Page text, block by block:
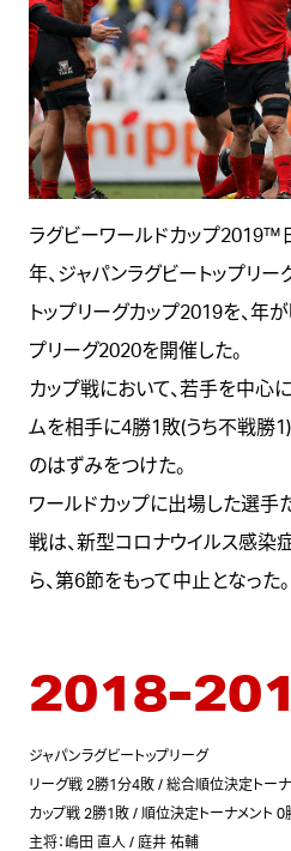
ラグビーワールドカップ2019™
年、ジャパンラグビートップリ
トップリーグカップ2019を、年
プリーグ2020を開催した。
カップ戦において、若手を中心
ムを相手に4勝1敗(うち不戦勝
のはずみをつけた。
ワールドカップに出場した選手
戦は、新型コロナウイルス感
ら、第6節をもって中止となった。
2018-
ジャパンラグビートップリーグ
リーグ戦 2勝1分4敗 / 総合順位決定トー
カップ戦 2勝1敗 / 順位決定トーナメント 0
主将：嶋田 直人 / 庭井 祐輔